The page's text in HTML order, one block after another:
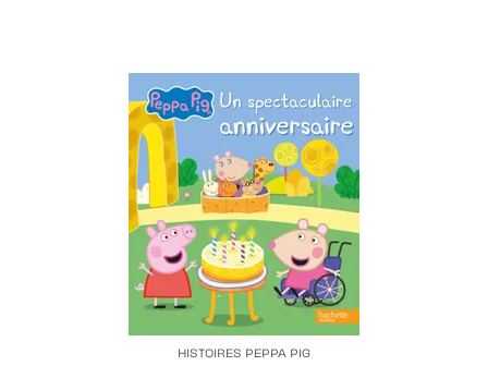
HISTOIRES PEPPA PIG